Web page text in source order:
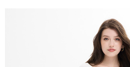
宅配送到家-訂單滿 $2000 元即享免運
每筆NT$120，滿NT$2,000(含以上)免運